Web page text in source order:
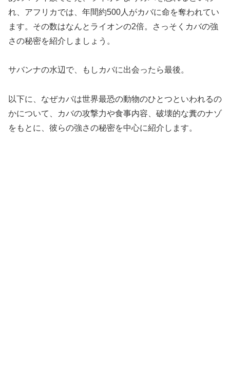
れ、アフリカでは、年間約500人がカバに命を奪われてい
ます。その数はなんとライオンの2倍。さっそくカバの強
さの秘密を紹介しましょう。
サバンナの水辺で、もしカバに出会ったら最後。
以下に、なぜカバは世界最恐の動物のひとつといわれるの
かについて、カバの攻撃力や食事内容、破壊的な糞のナゾ
をもとに、彼らの強さの秘密を中心に紹介します。